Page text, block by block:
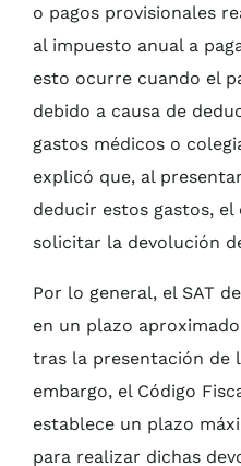
o pagos provisionales
al impuesto anual a
esto ocurre cuando el
debido a causa de
gastos médicos o
explicó que, al
deducir estos gastos,
solicitar la devolución
Por lo general, el SAT
en un plazo
tras la presentación de
embargo, el Código
establece un plazo
para realizar dichas